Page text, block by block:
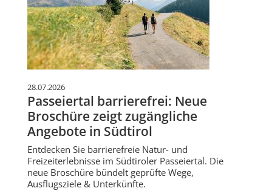
28.07.2026
Passeiertal barrierefrei: Neue
Broschüre zeigt zugängliche
Angebote in Südtirol
Entdecken Sie barrierefreie Natur- und
Freizeiterlebnisse im Südtiroler Passeiertal. Die
neue Broschüre bündelt geprüfte Wege,
Ausflugsziele & Unterkünfte.